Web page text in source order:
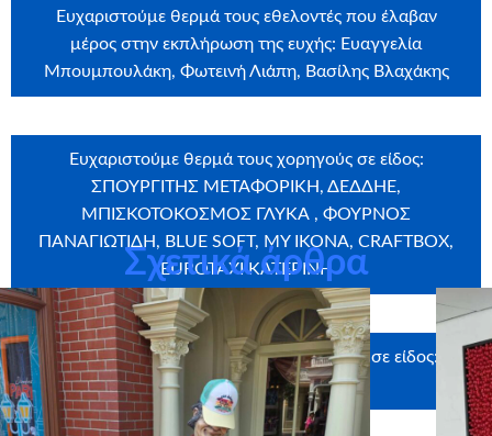
Ευχαριστούμε θερμά τους εθελοντές που έλαβαν
μέρος στην εκπλήρωση της ευχής: Ευαγγελία
Μπουμπουλάκη, Φωτεινή Λιάπη, Βασίλης Βλαχάκης
Ευχαριστούμε θερμά τους χορηγούς σε είδος:
ΣΠΟΥΡΓΙΤΗΣ ΜΕΤΑΦΟΡΙΚΗ, ΔΕΔΔΗΕ,
ΜΠΙΣΚΟΤΟΚΟΣΜΟΣ ΓΛΥΚΑ , ΦΟΥΡΝΟΣ
ΠΑΝΑΓΙΩΤΙΔΗ, BLUE SOFT, MY IKONA, CRAFTBOX,
EUROTAXI ΚΑΤΕΡΙΝΗ
Ευχαριστούμε θερμά τους υποστηρικτές σε είδος:
REDLOOP AGENCY
Σχετικά άρθρα